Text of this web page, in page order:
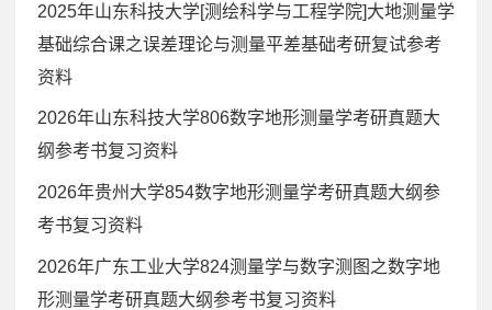
2025年山东科技大学[测绘科学与工程学院]大地测量学
基础综合课之误差理论与测量平差基础考研复试参考
资料
2026年山东科技大学806数字地形测量学考研真题大
纲参考书复习资料
2026年贵州大学854数字地形测量学考研真题大纲参
考书复习资料
2026年广东工业大学824测量学与数字测图之数字地
形测量学考研真题大纲参考书复习资料